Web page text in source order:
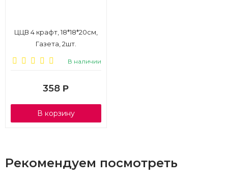
ЦЦВ 4 крафт, 18*18*20см,
Газета, 2шт.
В наличии
358 Р
В корзину
Рекомендуем посмотреть